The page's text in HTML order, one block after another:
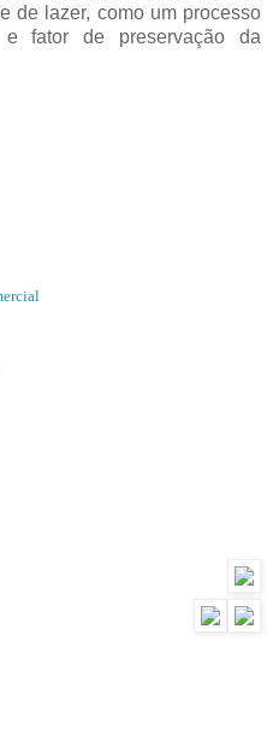
de lazer, como um processo
e fator de preservação da